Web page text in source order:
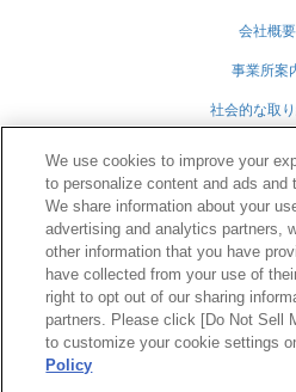
会社概要
事業所案
社会的な取
グループ会
個人情報保
業務運営規
Twitter
We use cookies to improve your
to personalize content and ads and
We share information about your
advertising and analytics partners,
other information that you have
have collected from your use of
right to opt out of our sharing
partners. Please click [Do Not Sell
to customize your cookie settings
Policy